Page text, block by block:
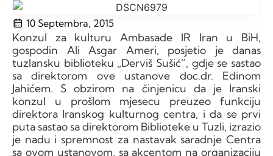
10 Septembra, 2015
Konzul za kulturu Ambasade IR Iran u BiH,
gospodin Ali Asgar Ameri, posjetio je danas
tuzlansku biblioteku „Derviš Sušić”, gdje se sastao
sa direktorom ove ustanove doc.dr. Edinom
Jahićem. S obzirom na činjenicu da je Iranski
konzul u prošlom mjesecu preuzeo funkciju
direktora Iranskog kulturnog centra, i da se prvi
puta sastao sa direktorom Biblioteke u Tuzli, izrazio
je nadu i spremnost za nastavak saradnje Centra
sa ovom ustanovom, sa akcentom na organizaciju